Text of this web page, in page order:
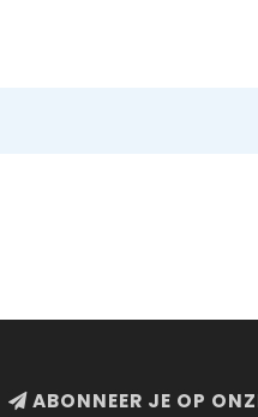
ABONNEER JE OP